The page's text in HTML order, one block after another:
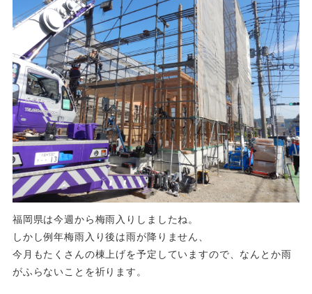
福岡県は今週から梅雨入りしましたね。
しかし例年梅雨入り後は雨が降りません、
今月もたくさんの棟上げを予定していますので、なんとか雨
がふらないことを祈ります。